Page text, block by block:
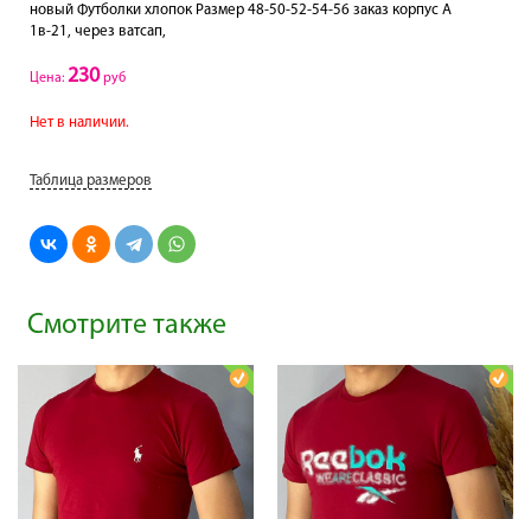
новый Футболки хлопок Размер 48-50-52-54-56 заказ корпус А
1в-21, через ватсап,
Цена: 230руб
Нет в наличии.
Таблица размеров
Смотрите также